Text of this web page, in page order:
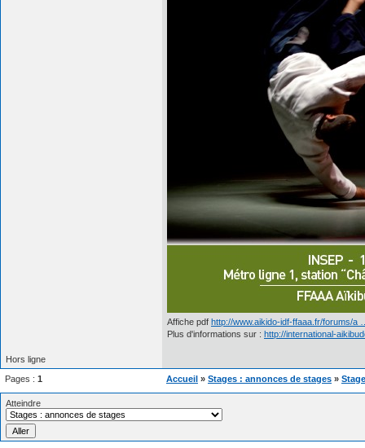
Affiche pdf http://www.aikido-idf-ffaaa.fr/forums/a
Plus d'informations sur : http://international-
Hors ligne
Pages : 1 Accueil » Stages : annonces de stages »
Atteindre